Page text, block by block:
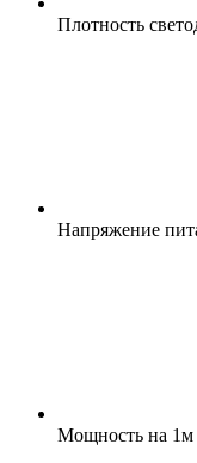
Плотность
Напряжение
Мощность на 1м